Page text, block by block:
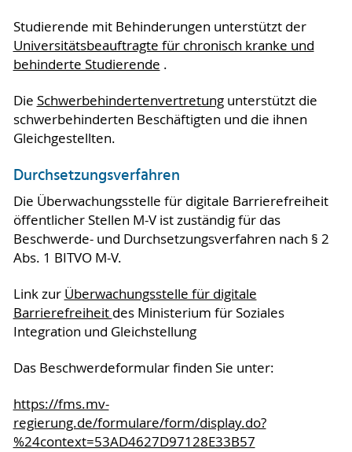
Studierende mit Behinderungen unterstützt der
Universitätsbeauftragte für chronisch kranke und
behinderte Studierende .
Die Schwerbehindertenvertretungunterstützt die
schwerbehinderten Beschäftigten und die ihnen
Gleichgestellten.
Durchsetzungsverfahren
Die Überwachungsstelle für digitale Barrierefreiheit
öffentlicher Stellen M-V ist zuständig für das
Beschwerde- und Durchsetzungsverfahren nach § 2
Abs. 1 BITVO M-V.
Link zur Überwachungsstelle für digitale
Barrierefreiheit des Ministerium für Soziales
Integration und Gleichstellung
Das Beschwerdeformular finden Sie unter:
https://fms.mv-
regierung.de/formulare/form/display.do?
%24context=53AD4627D97128E33B57